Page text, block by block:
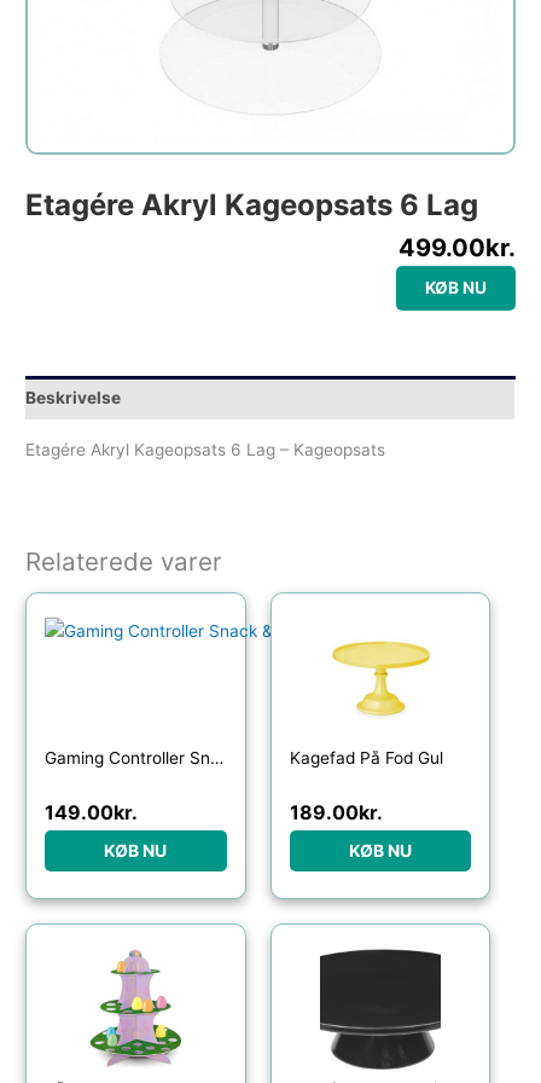
Etagére Akryl Kageopsats 6 Lag
499.00kr.
KØB NU
Beskrivelse
Etagére Akryl Kageopsats 6 Lag – Kageopsats
Relaterede varer
Gaming Controller Snack & Kageopsats
149.00kr.
KØB NU
Kagefad På Fod Gul
189.00kr.
KØB NU